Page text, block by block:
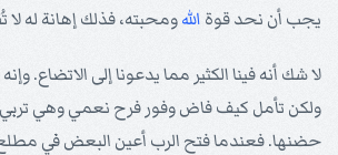
يجب أن نحد قوة اللهومحبته، فذلك إهانة له لا
لا شك أنه فينا الكثير مما يدعونا إلى الاتضاع.
ولكن تأمل كيف فاض وفور فرح نعمي وهي
حضنها. فعندما فتح الرب أعين البعض في مطلع